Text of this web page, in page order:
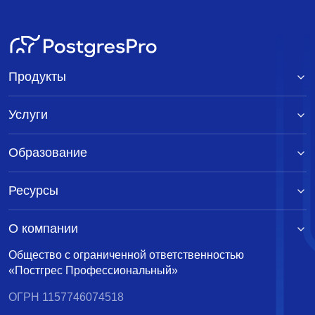
Re: CVS commit broken
11:20:51
Re: CVS commit broken The Hermit Hacker
Re: CVS commit broken The Hermit Hacker
<scrappy@hub.org>
Re: CVS commit broken Karel Zak
<zakkr@zf.jcu.cz>
Общество с ограниченной ответственностью
«Постгрес Профессиональный»
ОГРН 1157746074518
Продукты
Услуги
Образование
Ресурсы
О компании